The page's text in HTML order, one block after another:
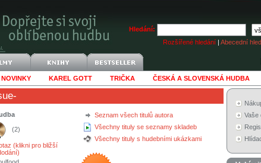
Hledání:
Rozšířené hledání | Abecední
KAREL GOTT TRIČKA ČESKÁ A SLOVENSKÁ HUDBA
Seznam všech titulů autora
Všechny tituly se seznamy skladeb
Všechny tituly s hudebními ukázkami
(2)
(klikni pro bližší
Vaše